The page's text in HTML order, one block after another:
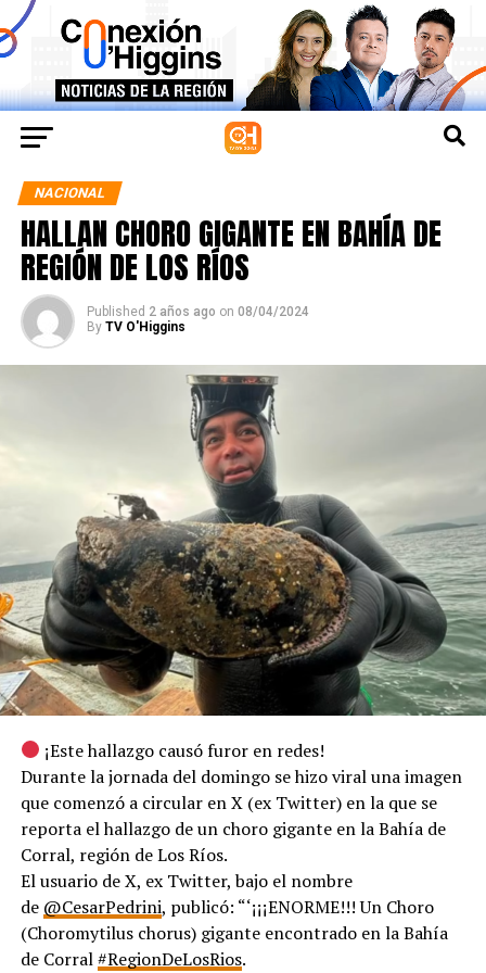
NACIONAL
HALLAN CHORO GIGANTE EN BAHÍA DE
REGIÓN DE LOS RÍOS
Published 2 años ago on 08/04/2024
By TV O'Higgins
¡Este hallazgo causó furor en redes!
Durante la jornada del domingo se hizo viral una imagen
que comenzó a circular en X (ex Twitter) en la que se
reporta el hallazgo de un choro gigante en la Bahía de
Corral, región de Los Ríos.
El usuario de X, ex Twitter, bajo el nombre
de @CesarPedrini, publicó: “‘¡¡¡ENORME!!! Un Choro
(Choromytilus chorus) gigante encontrado en la Bahía
de Corral#RegionDeLosRios.